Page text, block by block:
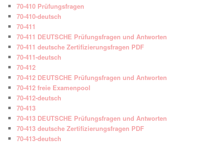
70-410 Prüfungsfragen
70-410-deutsch
70-411
70-411 DEUTSCHE Prüfungsfragen und Antworten
70-411 deutsche Zertifizierungsfragen PDF
70-411-deutsch
70-412
70-412 DEUTSCHE Prüfungsfragen und Antworten
70-412 freie Examenpool
70-412-deutsch
70-413
70-413 DEUTSCHE Prüfungsfragen und Antworten
70-413 deutsche Zertifizierungsfragen PDF
70-413-deutsch